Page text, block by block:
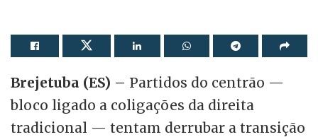
Brejetuba (ES) – Partidos do centrão —
bloco ligado a coligações da direita
tradicional — tentam derrubar a transição